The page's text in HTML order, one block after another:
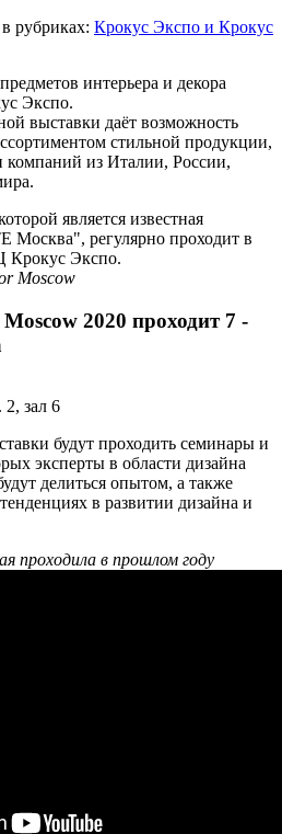
рубриках: Крокус Экспо и Крокус
интерьера и декора
Экспо.
выставки даёт возможность
стильной продукции,
компаний из Италии, России,
является известная
Москва", регулярно проходит в
Крокус Экспо.
Moscow
2020 проходит 7 -
зал 6
будут проходить семинары и
эксперты в области дизайна
делиться опытом, а также
в развитии дизайна и
проходила в прошлом году